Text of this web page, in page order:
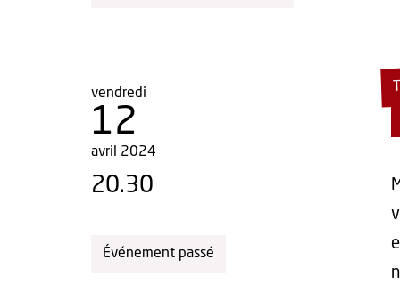
vendredi
12
avril 2024
20.30
Événement passé